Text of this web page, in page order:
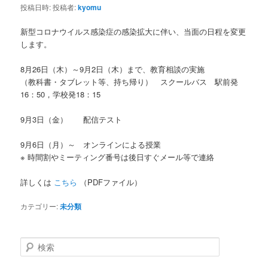
投稿日時:投稿者:kyomu
新型コロナウイルス感染症の感染拡大に伴い、当面の日程を変更
します。
8月26日（木）～9月2日（木）まで、教育相談の実施
（教科書・タブレット等、持ち帰り） スクールバス 駅前発
16：50，学校発18：15
9月3日（金） 配信テスト
9月6日（月）～ オンラインによる授業
※ 時間割やミーティング番号は後日すぐメール等で連絡
詳しくは こちら （PDFファイル）
カテゴリー:未分類
検
索